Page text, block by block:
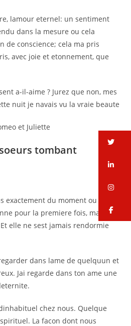
lamour eternel: un sentiment
dans la mesure ou cela
de conscience; cela ma pris
avec joie et etonnement, que
a-il-aime ? Jurez que non, mes
nuit je navais vu la vraie beaute
et Juliette
tombant
exactement du moment ou ton
pour la premiere fois, mais je
elle ne sest jamais rendormie
dans lame de quelquun et
Jai regarde dans ton ame une
chez nous. Quelque
La facon dont nous